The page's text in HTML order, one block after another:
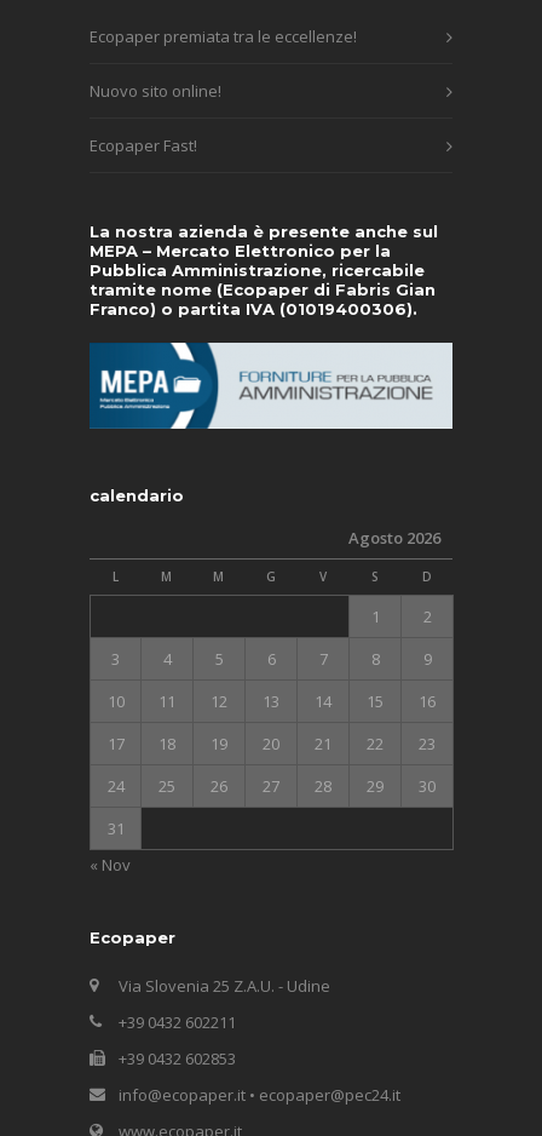
Ecopaper premiata tra le eccellenze!
Nuovo sito online!
Ecopaper Fast!
La nostra azienda è presente anche sul
MEPA – Mercato Elettronico per la
Pubblica Amministrazione, ricercabile
tramite nome (Ecopaper di Fabris Gian
Franco) o partita IVA (01019400306).
calendario
Agosto 2026
L M M G V S D
1
2
3
4 5 6 7 8
9
10
11 12 13 14 15
16
17
18 19 20 21 22
23
24
25 26 27 28 29
30
31
« Nov
Ecopaper
Via Slovenia 25 Z.A.U. - Udine
+39 0432 602211
+39 0432 602853
info@ecopaper.it • ecopaper@pec24.it
www.ecopaper.it